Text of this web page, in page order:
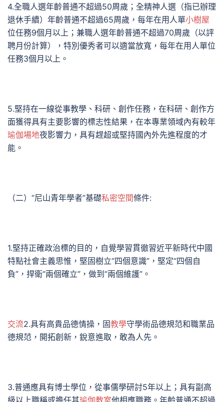
4.全職人選年齡普通不超過50周歲；全精神人選（指已辦理
退休手續）年齡普通不超過65周歲，每年在用人單小樹屋
位任務9個月以上；兼職人選年齡普通不超過70周歲（以評
聘月份計算），特別優秀者可以適當放寬，每年在用人單位
任務3個月以上。
5.堅持在一線從事教學、科研、創作任務，在科研、創作方
面獲得具有主要影響的標志性結果，在本專業領域內有較年
瑜伽場地夜影響力，具有趕超或堅持國內外先進程度的才
能。
（二）“尼山青年學者”基礎私密空間條件:
1.堅持正確政治標的目的，自覺學習貫徹習近平新時代中國
特點社會主義思惟，堅固樹立“四個意識”，堅定“四個自
負”，捍衛“兩個確立”，做到“兩個維護”。
交流2.具有高貴品德情操，固教學守學術品德規范和職業品
德規范，開拓創新，銳意進取，敢為人先。
3.普通應具有博士學位，從事儒學研討5年以上；具有副高
級以上職稱或擔任其瑜伽教室他相應職務。年齡普通不超過